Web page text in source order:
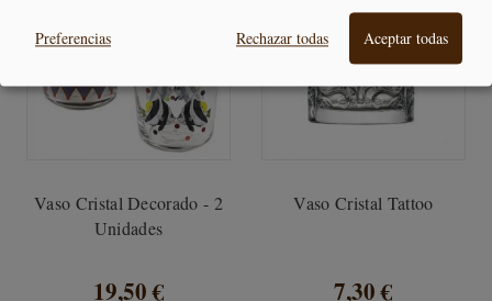
Vaso Cristal Decorado - 2
Unidades
19,50 €
Vaso Cristal Tattoo
7,30 €
Preferencias Rechazar todas Aceptar todas